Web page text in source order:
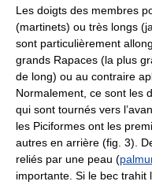
Les doigts des membres
(martinets) ou très longs
sont particulièrement
grands Rapaces (la plus
de long) ou au contraire
Normalement, ce sont les
qui sont tournés vers
les Piciformes ont les
autres en arrière (fig. 3).
reliés par une peau (
importante. Si le bec trahit